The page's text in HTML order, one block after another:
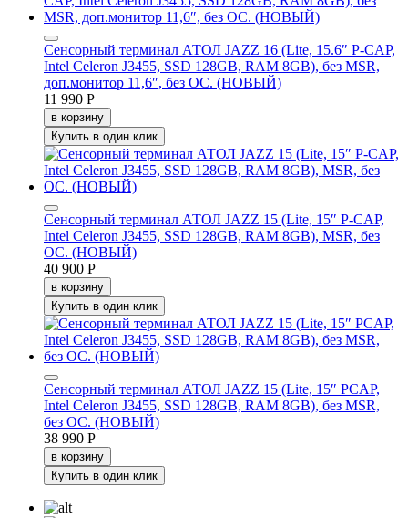
Сенсорный терминал АТОЛ JAZZ 16 (Lite, 15.6″ P-CAP,
Intel Celeron J3455, SSD 128GB, RAM 8GB), без MSR,
доп.монитор 11,6″, без ОС. (НОВЫЙ)
11 990 Р
в корзину
Купить в один клик
Сенсорный терминал АТОЛ JAZZ 15 (Lite, 15″ P-CAP,
Intel Celeron J3455, SSD 128GB, RAM 8GB), MSR, без
ОС. (НОВЫЙ)
40 900 Р
в корзину
Купить в один клик
Сенсорный терминал АТОЛ JAZZ 15 (Lite, 15″ PCAP,
Intel Celeron J3455, SSD 128GB, RAM 8GB), без MSR,
без ОС. (НОВЫЙ)
38 990 Р
в корзину
Купить в один клик